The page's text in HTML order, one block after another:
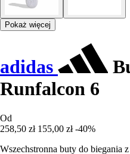
Pokaż więcej
adidas
Runfalcon 6
Od
258,50 zł 155,00 zł -40%
Wszechstronna buty do biegania